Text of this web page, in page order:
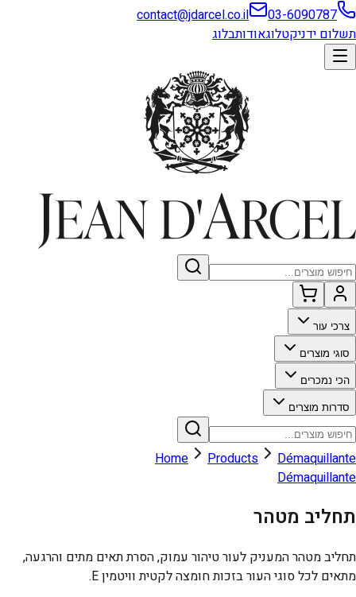
03-6090787
contact@jdarcel.co.il
תשלום ידניקטלוגאודותבלוג
צרכי עור
סוגי מוצרים
הכי נמכרים
סדרות מוצרים
Home Products
Démaquillante
Démaquillante
תחליב מטהר
תחליב מטהר המעניק לעור טיהור עמוק, הסרת תאים מתים והרגעה,
מתאים לכל סוגי העור בזכות חומצה לקטית וויטמין E.